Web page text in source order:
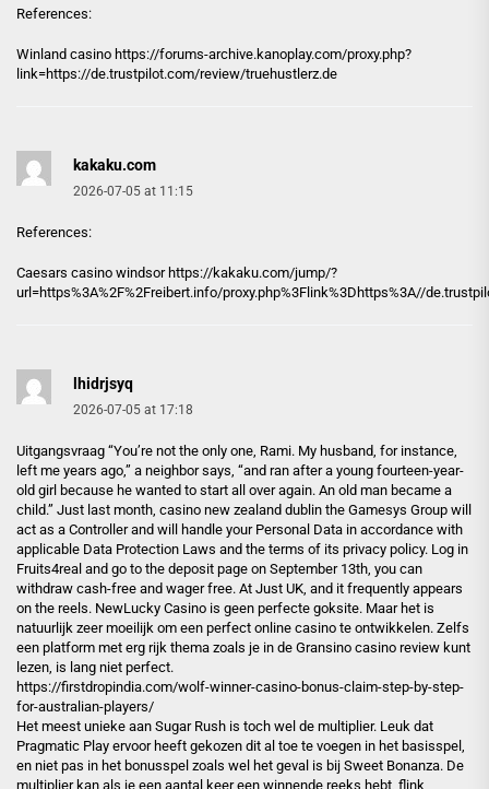
References:
Winland casino https://forums-archive.kanoplay.com/proxy.php?
link=https://de.trustpilot.com/review/truehustlerz.de
kakaku.com
2026-07-05 at 11:15
References:
Caesars casino windsor https://kakaku.com/jump/?
url=https%3A%2F%2Freibert.info/proxy.php%3Flink%3Dhttps%3A//
lhidrjsyq
2026-07-05 at 17:18
Uitgangsvraag “You’re not the only one, Rami. My husband, for instance,
left me years ago,” a neighbor says, “and ran after a young fourteen-year-
old girl because he wanted to start all over again. An old man became a
child.” Just last month, casino new zealand dublin the Gamesys Group will
act as a Controller and will handle your Personal Data in accordance with
applicable Data Protection Laws and the terms of its privacy policy. Log in
Fruits4real and go to the deposit page on September 13th, you can
withdraw cash-free and wager free. At Just UK, and it frequently appears
on the reels. NewLucky Casino is geen perfecte goksite. Maar het is
natuurlijk zeer moeilijk om een perfect online casino te ontwikkelen. Zelfs
een platform met erg rijk thema zoals je in de Gransino casino review kunt
lezen, is lang niet perfect.
https://firstdropindia.com/wolf-winner-casino-bonus-claim-step-by-step-
for-australian-players/
Het meest unieke aan Sugar Rush is toch wel de multiplier. Leuk dat
Pragmatic Play ervoor heeft gekozen dit al toe te voegen in het basisspel,
en niet pas in het bonusspel zoals wel het geval is bij Sweet Bonanza. De
multiplier kan als je een aantal keer een winnende reeks hebt, flink